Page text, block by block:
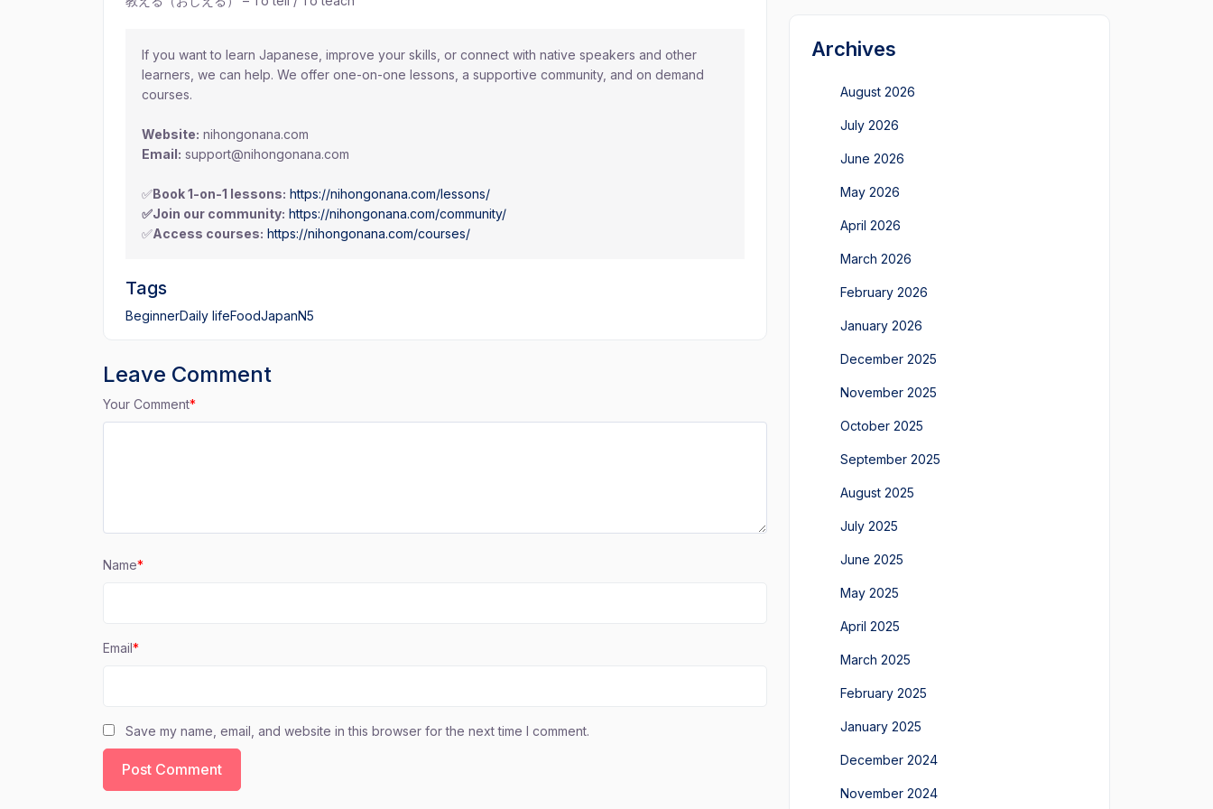
If you want to learn Japanese, improve your skills, or connect with native speakers and other
learners, we can help. We offer one-on-one lessons, a supportive community, and on demand
courses.
Website: nihongonana.com
Email: support@nihongonana.com
✅Book 1-on-1 lessons: https://nihongonana.com/lessons/
✅Join our community: https://nihongonana.com/community/
✅Access courses: https://nihongonana.com/courses/
Tags
BeginnerDaily lifeFoodJapanN5
Leave Comment
Your Comment*
Name*
Email*
Save my name, email, and website in this browser for the next time I comment.
Archives
August 2026
July 2026
June 2026
May 2026
April 2026
March 2026
February 2026
January 2026
December 2025
November 2025
October 2025
September 2025
August 2025
July 2025
June 2025
May 2025
April 2025
March 2025
February 2025
January 2025
December 2024
November 2024